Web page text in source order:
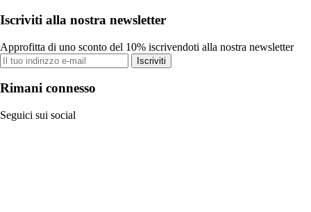
Iscriviti alla nostra newsletter
Approfitta di uno sconto del 10% iscrivendoti alla nostra newsletter
Iscriviti
Rimani connesso
Seguici sui social